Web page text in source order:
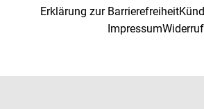
Erklärung zur Barrierefreiheit
ImpressumWiderruf